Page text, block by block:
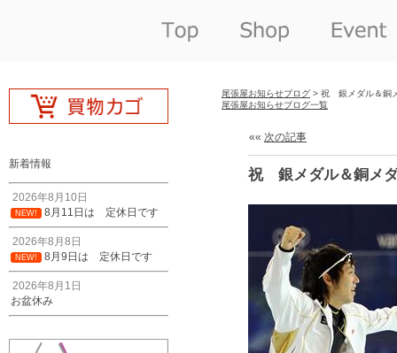
新着情報
2026年8月10日
NEW! 8月11日は 定休日です
2026年8月8日
NEW! 8月9日は 定休日です
2026年8月1日
お盆休み
尾張屋お知らせブログ > 祝 銀メダル＆銅
尾張屋お知らせブログ一覧
«« 次の記事
祝 銀メダル＆銅メ